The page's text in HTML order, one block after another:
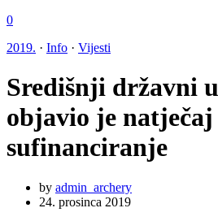
0
2019. · Info · Vijesti
Središnji državni
objavio je natječaj
sufinanciranje
by admin_archery
24. prosinca 2019